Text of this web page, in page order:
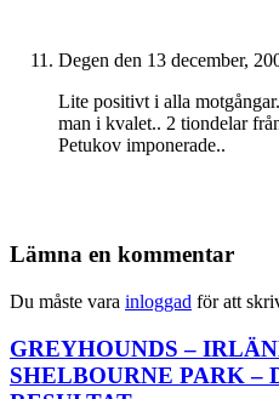
Degen den 13 december,
Lite positivt i alla
man i kvalet.. 2 tiondelar
Petukov imponerade..
Lämna en kommentar
Du måste vara inloggad för att
GREYHOUNDS –
SHELBOURNE PARK –